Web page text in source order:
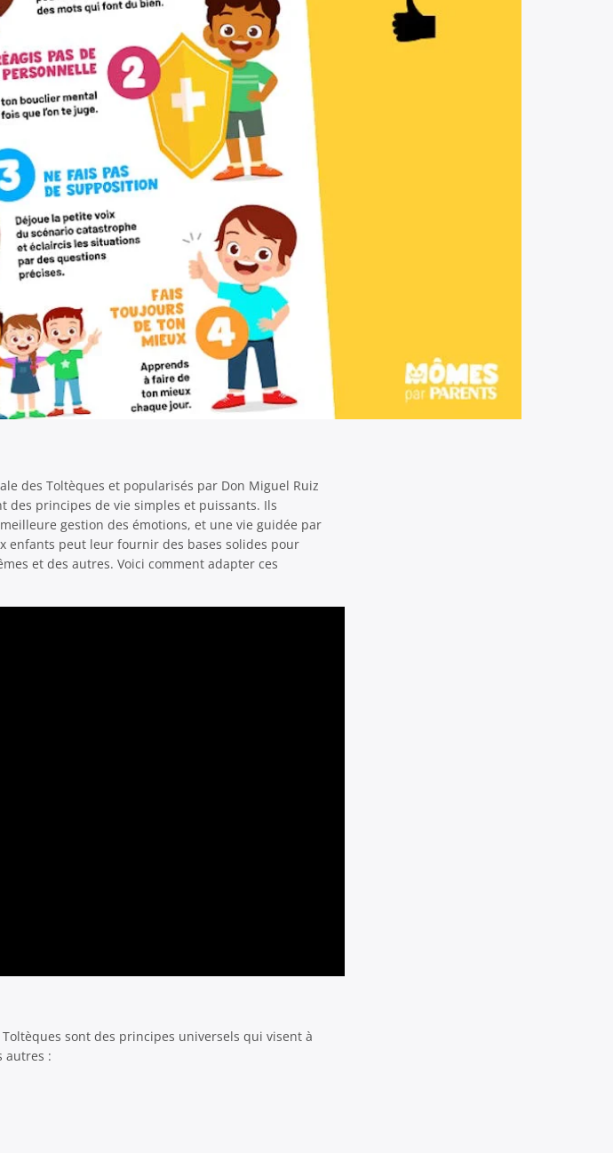
des Toltèques et popularisés par Don Miguel Ruiz
des principes de vie simples et puissants. Ils
gestion des émotions, et une vie guidée par
enfants peut leur fournir des bases solides pour
et des autres. Voici comment adapter ces
sont des principes universels qui visent à
autres :